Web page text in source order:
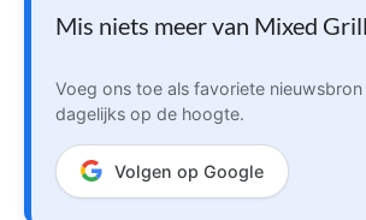
Mis niets meer van Mixed Grill
Voeg ons toe als favoriete
dagelijks op de hoogte.
Volgen op Google